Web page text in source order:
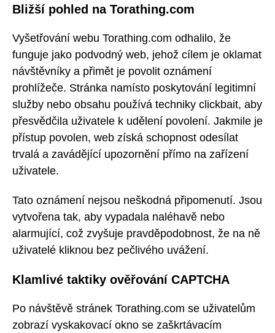
Bližší pohled na Torathing.com
Vyšetřování webu Torathing.com odhalilo, že
funguje jako podvodný web, jehož cílem je oklamat
návštěvníky a přimět je povolit oznámení
prohlížeče. Stránka namísto poskytování legitimní
služby nebo obsahu používá techniky clickbait, aby
přesvědčila uživatele k udělení povolení. Jakmile je
přístup povolen, web získá schopnost odesílat
trvalá a zavádějící upozornění přímo na zařízení
uživatele.
Tato oznámení nejsou neškodná připomenutí. Jsou
vytvořena tak, aby vypadala naléhavě nebo
alarmující, což zvyšuje pravděpodobnost, že na ně
uživatelé kliknou bez pečlivého uvážení.
Klamlivé taktiky ověřování CAPTCHA
Po návštěvě stránek Torathing.com se uživatelům
zobrazí vyskakovací okno se zaškrtávacím